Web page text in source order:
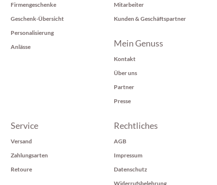
Firmengeschenke
Geschenk-Übersicht
Personalisierung
Anlässe
Mitarbeiter
Kunden & Geschäftspartner
Mein Genuss
Kontakt
Über uns
Partner
Presse
Service
Versand
Zahlungsarten
Retoure
Rechtliches
AGB
Impressum
Datenschutz
Widerrufsbelehrung